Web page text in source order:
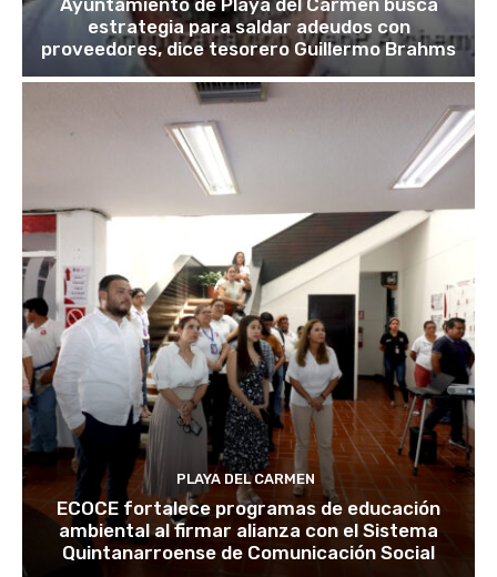
Ayuntamiento de Playa del Carmen busca
estrategia para saldar adeudos con
proveedores, dice tesorero Guillermo Brahms
PLAYA DEL CARMEN
ECOCE fortalece programas de educación
ambiental al firmar alianza con el Sistema
Quintanarroense de Comunicación Social